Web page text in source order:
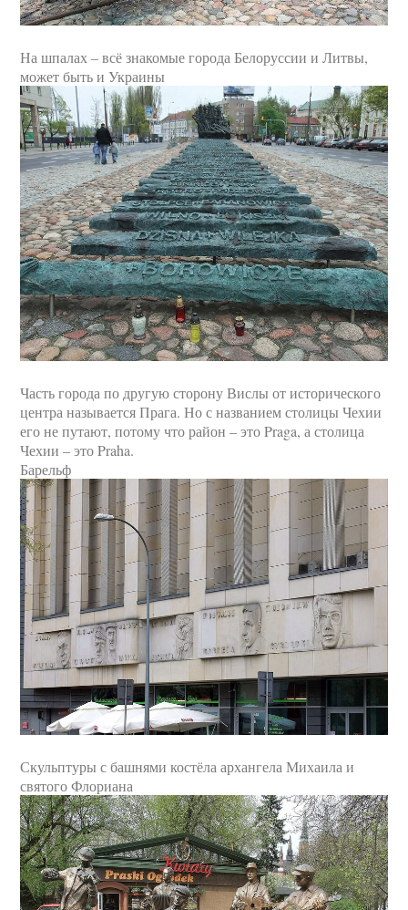
На шпалах – всё знакомые города Белоруссии и Литвы,
может быть и Украины
Часть города по другую сторону Вислы от исторического
центра называется Прага. Но с названием столицы Чехии
его не путают, потому что район – это Praga, а столица
Чехии – это Praha.
Барельф
Скульптуры с башнями костёла архангела Михаила и
святого Флориана